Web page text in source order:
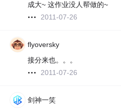
成大~ 这作业没人帮做的~
2011-07-26
flyoversky
接分来也。。。
2011-07-26
剑神一笑